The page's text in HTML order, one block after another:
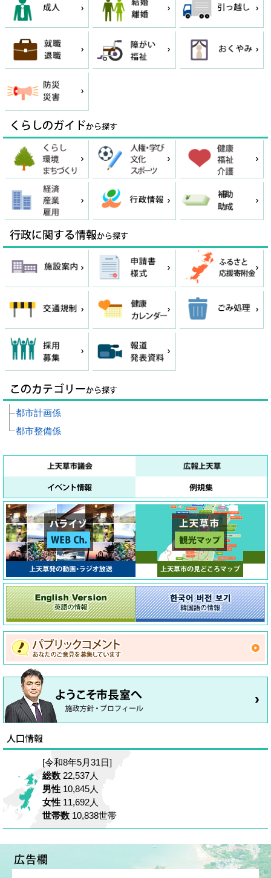
都市計画係
都市整備係
[令和8年5月31日]
総数 22,537人
男性 10,845人
女性 11,692人
世帯数 10,838世帯